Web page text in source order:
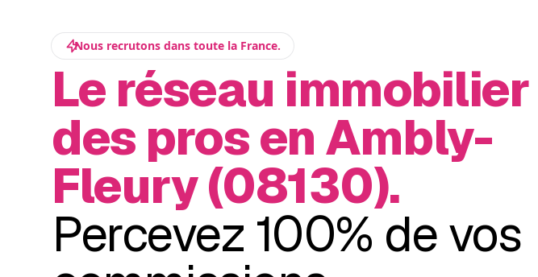
Nous recrutons dans toute la France.
Le réseau immobilier
des pros en Ambly-
Fleury (08130).
Percevez 100% de vos